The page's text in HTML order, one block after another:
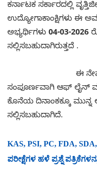
ಕರ್ನಾಟಕ ಸರ್ಕಾರದಲ್ಲಿ
ಉದ್ಯೋಗಾಕಾಂಕ್ಷಿಗಳು ಈ
ಅಭ್ಯರ್ಥಿಗಳು 04-03-2026
ಸಲ್ಲಿಸಬಹುದಾಗಿರುತ್ತದೆ .
ಈ ನೇಮಕಾತಿಗಾಗಿ
ಸಂಪೂರ್ಣವಾಗಿ ಆಫ್ ಲೈನ್
ಕೊನೆಯ ದಿನಾಂಕಕ್ಕೂ ಮುನ್ನ
ಸಲ್ಲಿಸಬಹುದಾಗಿದೆ.
KAS, PSI, PC, FDA,
ಪರೀಕ್ಷೆಗಳ ಹಳೆ ಪ್ರಶ್ನೆ